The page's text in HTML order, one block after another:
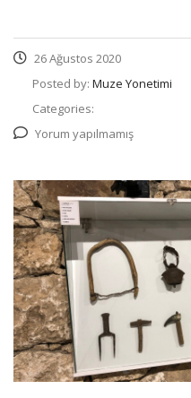
26 Ağustos 2020
Posted by: Muze Yonetimi
Categories:
Yorum yapılmamış